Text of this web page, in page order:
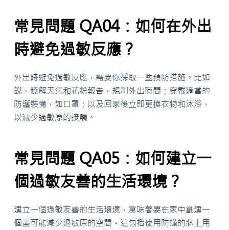
常見問題 QA04：如何在外出
時避免過敏反應？
外出時避免過敏反應，需要你採取一些預防措施。比如
說，瞭解天氣和花粉報告，規劃外出時間；穿戴適當的
防護裝備，如口罩；以及回家後立即更換衣物和沐浴，
以減少過敏原的接觸。
常見問題 QA05：如何建立一
個過敏友善的生活環境？
建立一個過敏友善的生活環境，意味著要在家中創建一
個盡可能減少過敏原的空間。這包括使用防蟎的牀上用